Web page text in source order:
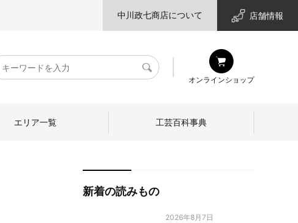
中川政七商店について 店舗情報
検
オンラインショップ
エリア一覧 工芸百科事典
新着の読みもの
2026年8月7日